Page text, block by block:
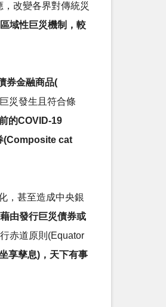
改變各界對傳統災
域性巨災機制，較
券金融商品(
災發生且符合條
的COVID-19
(Composite cat
，甚至造成中央銀
藉由發行巨災債券或
赤道原則(Equator
享孳息)，天下有事